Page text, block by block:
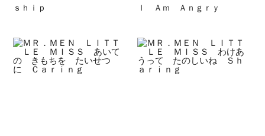
ｓｈｉｐ
Ｉ Ａｍ Ａｎｇｒｙ